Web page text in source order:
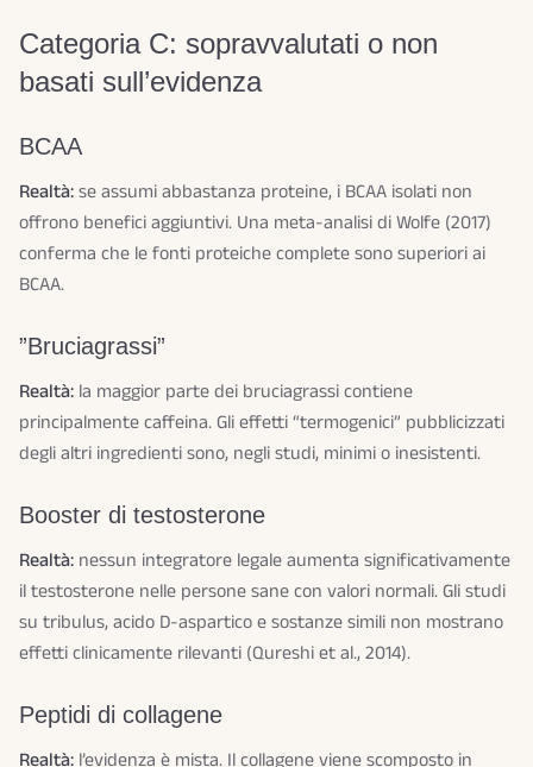
Categoria C: sopravvalutati o non
basati sull’evidenza
BCAA
Realtà:se assumi abbastanza proteine, i BCAA isolati non
offrono benefici aggiuntivi. Una meta-analisi di Wolfe (2017)
conferma che le fonti proteiche complete sono superiori ai
BCAA.
”Bruciagrassi”
Realtà: la maggior parte dei bruciagrassi contiene
principalmente caffeina. Gli effetti “termogenici” pubblicizzati
degli altri ingredienti sono, negli studi, minimi o inesistenti.
Booster di testosterone
Realtà: nessun integratore legale aumenta significativamente
il testosterone nelle persone sane con valori normali. Gli studi
su tribulus, acido D-aspartico e sostanze simili non mostrano
effetti clinicamente rilevanti (Qureshi et al., 2014).
Peptidi di collagene
Realtà: l’evidenza è mista. Il collagene viene scomposto in